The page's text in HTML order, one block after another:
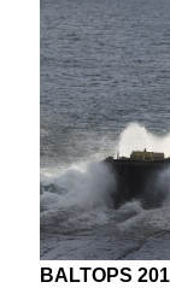
BALTOPS